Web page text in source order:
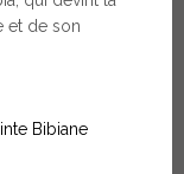
et de son
Bibiane